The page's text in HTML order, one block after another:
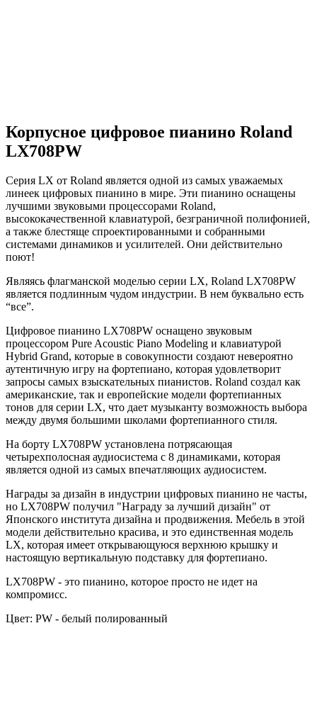
Корпусное цифровое пианино Roland
LX708PW
Серия LX от Roland является одной из самых уважаемых
линеек цифровых пианино в мире. Эти пианино оснащены
лучшими звуковыми процессорами Roland,
высококачественной клавиатурой, безграничной полифонией,
а также блестяще спроектированными и собранными
системами динамиков и усилителей. Они действительно
поют!
Являясь флагманской моделью серии LX, Roland LX708PW
является подлинным чудом индустрии. В нем буквально есть
“все”.
Цифровое пианино LX708PW оснащено звуковым
процессором Pure Acoustic Piano Modeling и клавиатурой
Hybrid Grand, которые в совокупности создают невероятно
аутентичную игру на фортепиано, которая удовлетворит
запросы самых взыскательных пианистов. Roland создал как
американские, так и европейские модели фортепианных
тонов для серии LX, что дает музыканту возможность выбора
между двумя большими школами фортепианного стиля.
На борту LX708PW установлена потрясающая
четырехполосная аудиосистема с 8 динамиками, которая
является одной из самых впечатляющих аудиосистем.
Награды за дизайн в индустрии цифровых пианино не часты,
но LX708PW получил "Награду за лучший дизайн" от
Японского института дизайна и продвижения. Мебель в этой
модели действительно красива, и это единственная модель
LX, которая имеет открывающуюся верхнюю крышку и
настоящую вертикальную подставку для фортепиано.
LX708PW - это пианино, которое просто не идет на
компромисс.
Цвет: PW - белый полированный